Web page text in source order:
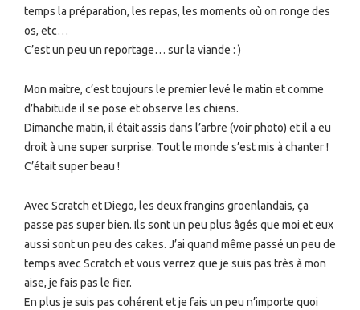
temps la préparation, les repas, les moments où on ronge des
os, etc…
C’est un peu un reportage… sur la viande : )
Mon maitre, c’est toujours le premier levé le matin et comme
d’habitude il se pose et observe les chiens.
Dimanche matin, il était assis dans l’arbre (voir photo) et il a eu
droit à une super surprise. Tout le monde s’est mis à chanter !
C’était super beau !
Avec Scratch et Diego, les deux frangins groenlandais, ça
passe pas super bien. Ils sont un peu plus âgés que moi et eux
aussi sont un peu des cakes. J’ai quand même passé un peu de
temps avec Scratch et vous verrez que je suis pas très à mon
aise, je fais pas le fier.
En plus je suis pas cohérent et je fais un peu n’importe quoi